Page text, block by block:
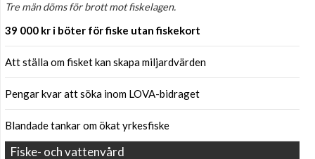
Tre män döms för brott mot fiskelagen.
39 000 kr i böter för fiske utan fiskekort
Att ställa om fisket kan skapa miljardvärden
Pengar kvar att söka inom LOVA-bidraget
Blandade tankar om ökat yrkesfiske
Fiske- och vattenvård